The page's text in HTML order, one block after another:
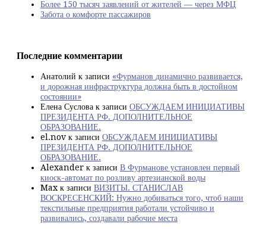
Более 150 тысяч заявлений от жителей — через МФЦ
Забота о комфорте пассажиров
Последние комментарии
Анатолий к записи «Фурманов динамично развивается,
и дорожная инфраструктура должна быть в достойном
состоянии»
Елена Суслова к записи ОБСУЖДАЕМ ИНИЦИАТИВЫ
ПРЕЗИДЕНТА РФ. ДОПОЛНИТЕЛЬНОЕ
ОБРАЗОВАНИЕ.
el.nov к записи ОБСУЖДАЕМ ИНИЦИАТИВЫ
ПРЕЗИДЕНТА РФ. ДОПОЛНИТЕЛЬНОЕ
ОБРАЗОВАНИЕ.
Alexander к записи В Фурманове установлен первый
киоск-автомат по розливу артезианской воды
Max к записи ВИЗИТЫ. СТАНИСЛАВ
ВОСКРЕСЕНСКИЙ: Нужно добиваться того, чтоб наши
текстильные предприятия работали устойчиво и
развивались, создавали рабочие места